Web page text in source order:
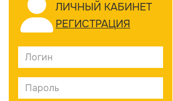
ЛИЧНЫЙ КАБИНЕТ
РЕГИСТРАЦИЯ